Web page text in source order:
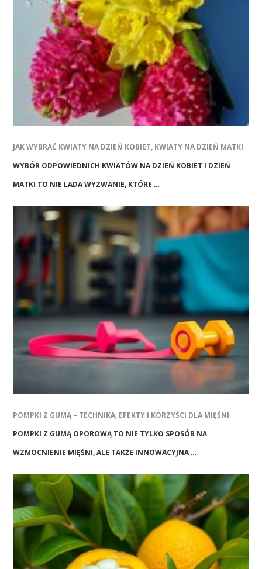
JAK WYBRAĆ KWIATY NA DZIEŃ KOBIET, KWIATY NA DZIEŃ MATKI
WYBÓR ODPOWIEDNICH KWIATÓW NA DZIEŃ KOBIET I DZIEŃ
MATKI TO NIE LADA WYZWANIE, KTÓRE …
POMPKI Z GUMĄ – TECHNIKA, EFEKTY I KORZYŚCI DLA MIĘŚNI
POMPKI Z GUMĄ OPOROWĄ TO NIE TYLKO SPOSÓB NA
WZMOCNIENIE MIĘŚNI, ALE TAKŻE INNOWACYJNA …